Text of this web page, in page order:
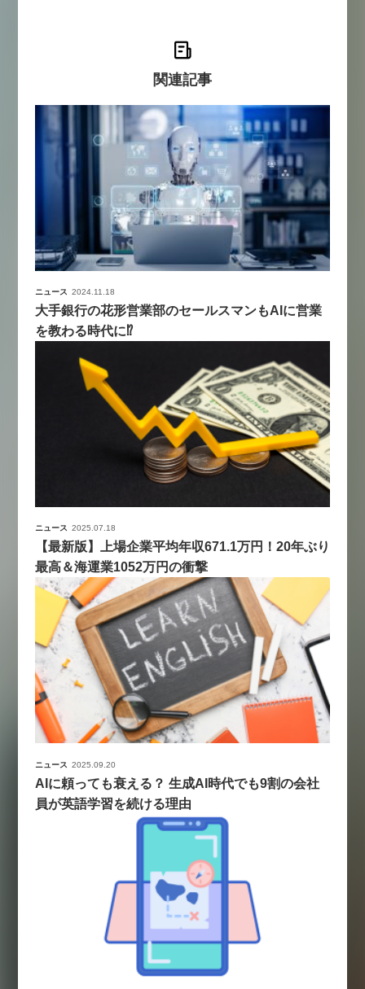
関連記事
ニュース 2024.11.18
大手銀行の花形営業部のセールスマンもAIに営業
を教わる時代に⁉
ニュース 2025.07.18
【最新版】上場企業平均年収671.1万円！20年ぶり
最高＆海運業1052万円の衝撃
ニュース 2025.09.20
AIに頼っても衰える？ 生成AI時代でも9割の会社
員が英語学習を続ける理由